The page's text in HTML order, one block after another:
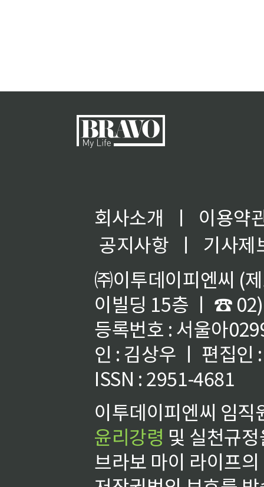
회사소개 ㅣ
이용약
공지사항
ㅣ
기사제
㈜이투데이피엔씨 (
이빌딩 15층 ㅣ ☎
등록번호 : 서울아
인 : 김상우 ㅣ 편집인
ISSN : 2951-4681
이투데이피엔씨 임
윤리강령 및 실천규
브라보 마이 라이프